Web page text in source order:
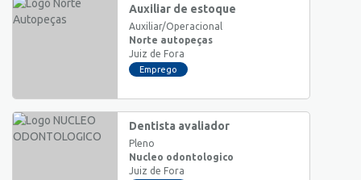
Auxiliar de estoque
Auxiliar/Operacional
Norte autopeças
Juiz de Fora
Emprego
Dentista avaliador
Pleno
Nucleo odontologico
Juiz de Fora